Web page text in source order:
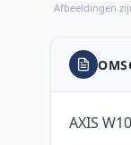
Afbeeldingen
AXIS